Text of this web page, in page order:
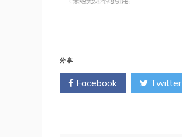
分享
Facebook Twitter